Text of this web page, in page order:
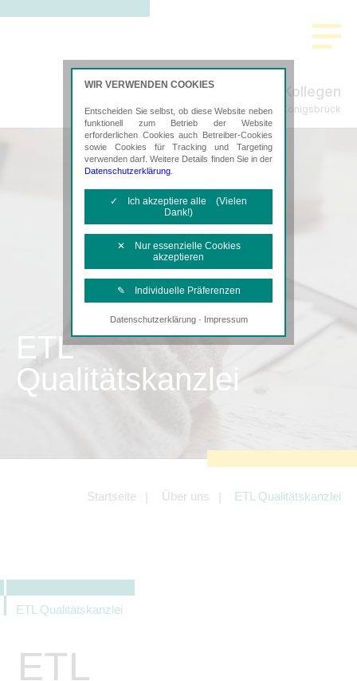
Löwe & Kollegen
Steuerberatung in Königsbrück
ETL
Qualitätskanzlei
Startseite Über uns ETL Qualitätskanzlei
ETL Qualitätskanzlei
ETL
WIR VERWENDEN COOKIES
Entscheiden Sie selbst, ob diese Website neben
funktionell zum Betrieb der Website
erforderlichen Cookies auch Betreiber-Cookies
sowie Cookies für Tracking und Targeting
verwenden darf. Weitere Details finden Sie in der
Datenschutzerklärung
✓ Ich akzeptiere alle (Vielen
Dank!)
✕ Nur essenzielle Cookies
akzeptieren
✎ Individuelle Präferenzen
Notwendige Cookies
Diese Cookies sind erforderlich, um die
Tracking- und Targeting-Cookies
Angebotes einschließlich der
Angeboten von z.B. Facebook und
LinkedIn.
können.
Datenschutzerklärung· Impressum